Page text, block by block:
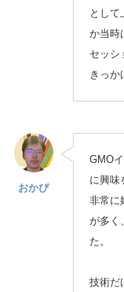
として
か当時
セッシ
きっか
おかぴ
GMO
に興味
非常に
が多く
た。
技術だ